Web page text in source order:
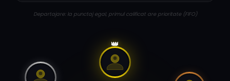
Departajare: la punctaj egal, primul calificat are prioritate (FIFO)
👑